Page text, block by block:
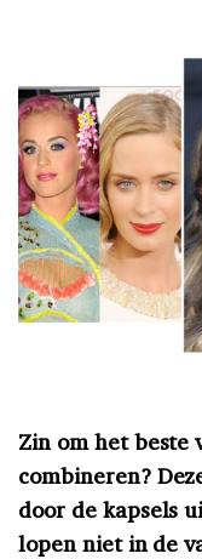
Zin om het beste
combineren?
door de kapsels
lopen niet in de